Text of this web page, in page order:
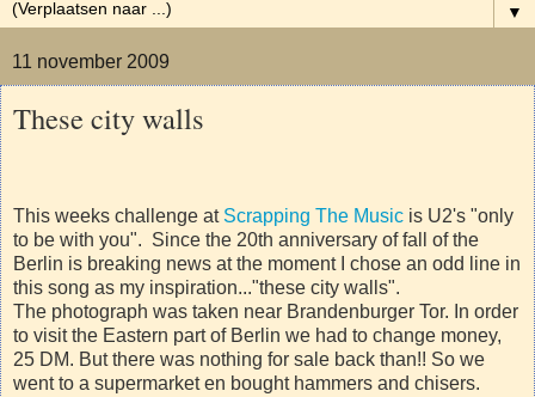
▼
11 november 2009
These city walls
This weeks challenge at Scrapping The Music is U2's "only
to be with you". Since the 20th anniversary of fall of the
Berlin is breaking news at the moment I chose an odd line in
this song as my inspiration..."these city walls".
The photograph was taken near Brandenburger Tor. In order
to visit the Eastern part of Berlin we had to change money,
25 DM. But there was nothing for sale back than!! So we
went to a supermarket en bought hammers and chisers.